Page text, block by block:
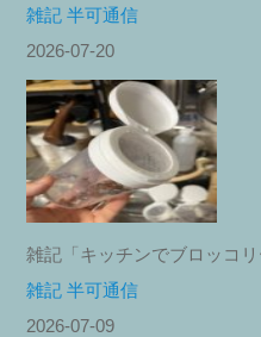
雑記 半可通信
2026-07-20
雑記「キッチンでブロッコリ
雑記 半可通信
2026-07-09